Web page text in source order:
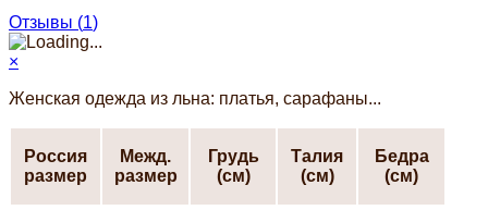
Отзывы (1)
×
Женская одежда из льна: платья, сарафаны...
Россия
размер
Межд.
размер
Грудь
(см)
Талия
(см)
Бедра
(см)